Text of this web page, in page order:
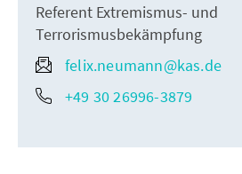
Referent Extremismus- und
Terrorismusbekämpfung
felix.neumann@kas.de
+49 30 26996-3879